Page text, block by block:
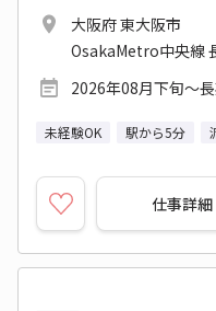
大阪府 東大阪市
OsakaMetro中央線
2026年08月下旬～
未経験OK 駅から5分
仕事詳細